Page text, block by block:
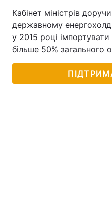
Кабінет міністрів
державному
у 2015 році
більше 50% загального